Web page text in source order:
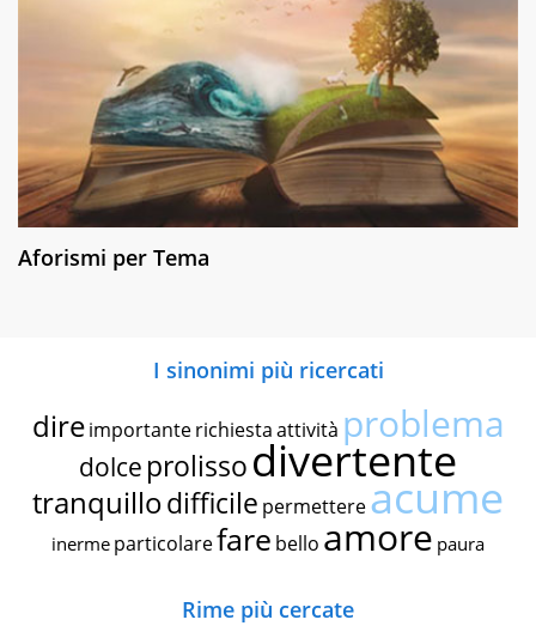
Aforismi per Tema
I sinonimi più ricercati
dire importante richiestaattività problema
dolce prolissodivertente
tranquillodifficile permettereacume
inerme particolarefare bello amore paura
Rime più cercate